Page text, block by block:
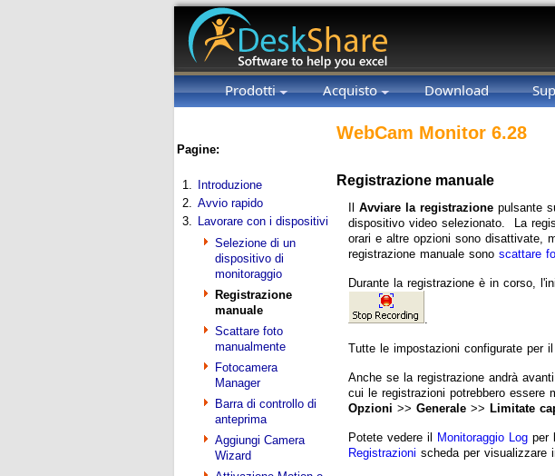
Prodotti Acquisto Download
Pagine:
1.
Introduzione
2. Avvio rapido
3. Lavorare con i dispositivi
Selezione di un
dispositivo di
monitoraggio
Registrazione
manuale
Scattare foto
manualmente
Fotocamera
Manager
Barra di controllo di
anteprima
Aggiungi Camera
Wizard
WebCam Monitor 6.28
Registrazione manuale
Avviare la registrazione pulsante
dispositivo video selezionato. La
orari e altre opzioni sono disattivate,
registrazione manuale sono scattare
Durante la registrazione è in corso,
.
Tutte le impostazioni configurate per il
Anche se la registrazione andrà
cui le registrazioni potrebbero
Opzioni >> Generale >> Limitate
Potete vedere il Monitoraggio Log per
Registrazioni scheda per visualizzare